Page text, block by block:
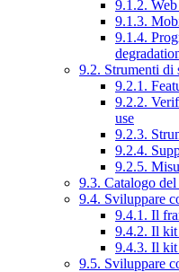
9.1.2.
9.1.3.
9.1.4.
9.2. Strumenti di
9.2.1.
9.2.2.
use
9.2.3.
9.2.4.
9.2.5.
9.3. Catalogo
9.4. Sviluppare
9.4.1. Il
9.4.2. Il
9.4.3. Il
9.5. Sviluppare